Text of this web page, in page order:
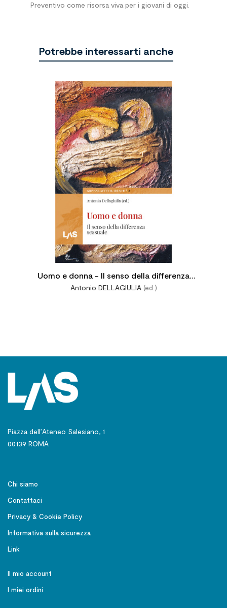
Preventivo come risorsa viva per i giovani di oggi.
Potrebbe interessarti anche
Uomo e donna - Il senso della differenza
sessuale
Antonio DELLAGIULIA(ed.)
Piazza dell’Ateneo Salesiano, 1
00139 ROMA
Chi siamo
Contattaci
Privacy & Cookie Policy
Informativa sulla sicurezza
Link
Il mio account
I miei ordini